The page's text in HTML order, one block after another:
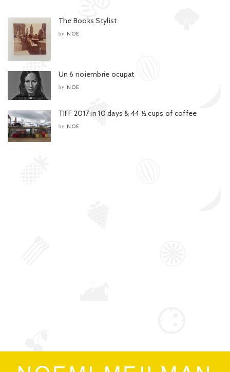
The Books Stylist
by NOE
Un 6 noiembrie ocupat
by NOE
TIFF 2017 in 10 days & 44 ½ cups of coffee
by NOE